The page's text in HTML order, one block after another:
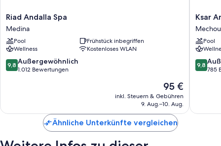
Alle individuell eingerichteten Zimmer bieten Annehmlichkeiten wie
hochwertige Bettwaren und eine Klimaanlage sowie Aufmerksamkeiten
wie kostenloses WLAN und Safes.
Andere Annehmlichkeiten sind zum Beispiel:
Bettwäsche aus ägyptischer Baumwolle und kostenlose Babybetten
Tägliche Zimmerreinigung und Schreibtisch
Riad
Andalla
Spa
Medina
Riad Andalla Spa
Medina
Pool
Frühstück inbegriffen
Wellness
Kostenloses WLAN
9.8
von
9,8 Außergewöhnlich
1.012 Bewertungen
Der
Preis
beträgt
95 €
inkl. Steuern & Gebühren
9. Aug.–10. Aug.
Ksar
Anika
Hotel
&
Spa
Ksar
Pool
9.8
von
9,8
785
Ähnliche Unterkünfte vergleichen